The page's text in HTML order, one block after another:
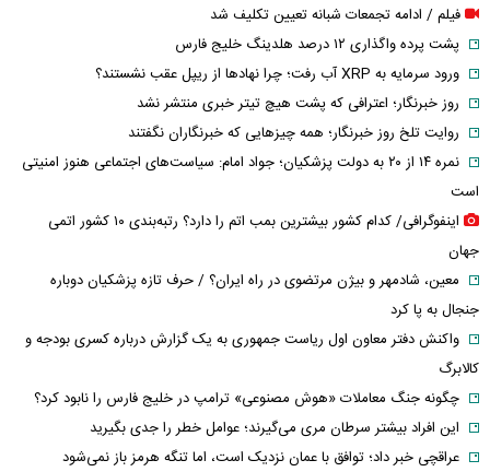
فیلم / ادامه تجمعات شبانه تعیین تکلیف شد
پشت پرده واگذاری ۱۲ درصد هلدینگ خلیج فارس
ورود سرمایه به XRP آب رفت؛ چرا نهادها از ریپل عقب نشستند؟
روز خبرنگار؛ اعترافی که پشت هیچ تیتر خبری منتشر نشد
روایت تلخ روز خبرنگار؛ همه چیزهایی که خبرنگاران نگفتند
نمره ۱۴ از ۲۰ به دولت پزشکیان؛ جواد امام: سیاست‌های اجتماعی هنوز امنیتی
است
اینفوگرافی/ کدام کشور بیشترین بمب اتم را دارد؟ رتبه‌بندی ۱۰ کشور اتمی
جهان
معین، شادمهر و بیژن مرتضوی در راه ایران؟ / حرف تازه پزشکیان دوباره
جنجال به پا کرد
واکنش دفتر معاون اول ریاست جمهوری به یک گزارش درباره کسری بودجه و
کالابرگ
چگونه جنگ معاملات «هوش مصنوعی» ترامپ در خلیج فارس را نابود کرد؟
این افراد بیشتر سرطان مری می‌گیرند؛ عوامل خطر را جدی بگیرید
عراقچی خبر داد؛ توافق با عمان نزدیک است، اما تنگه هرمز باز نمی‌شود